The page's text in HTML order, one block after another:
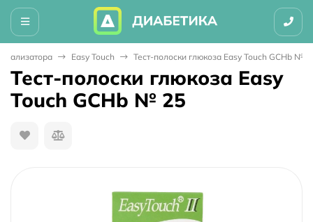
Easy Touch Тест-полоски глюкоза Easy Touch GCHb №
Тест-полоски глюкоза Easy
Touch GCHb № 25